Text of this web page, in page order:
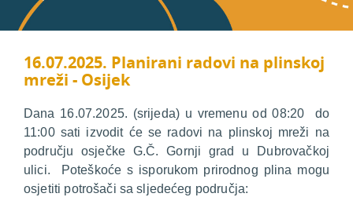
16.07.2025. Planirani radovi na plinskoj
mreži - Osijek
Dana 16.07.2025. (srijeda) u vremenu od 08:20 do
11:00 sati izvodit će se radovi na plinskoj mreži na
području osječke G.Č. Gornji grad u Dubrovačkoj
ulici. Poteškoće s isporukom prirodnog plina mogu
osjetiti potrošači sa sljedećeg područja: